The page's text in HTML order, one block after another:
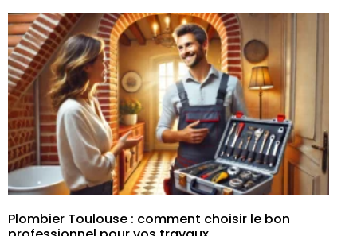
Plombier Toulouse : comment choisir le bon